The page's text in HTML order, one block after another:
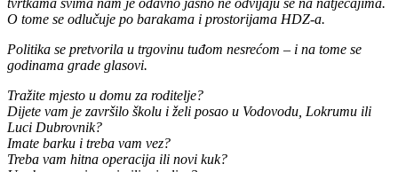
O tome se odlučuje po barakama i prostorijama HDZ-a.
Politika se pretvorila u trgovinu tuđom nesrećom – i na tome se
godinama grade glasovi.
Tražite mjesto u domu za roditelje?
Dijete vam je završilo školu i želi posao u Vodovodu, Lokrumu ili
Luci Dubrovnik?
Imate barku i treba vam vez?
Treba vam hitna operacija ili novi kuk?